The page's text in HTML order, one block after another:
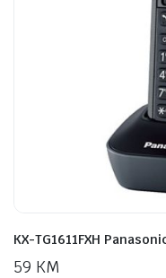
KX-TG1611FXH
59 KM